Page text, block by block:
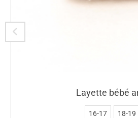
Layette bébé
16-17 18-19